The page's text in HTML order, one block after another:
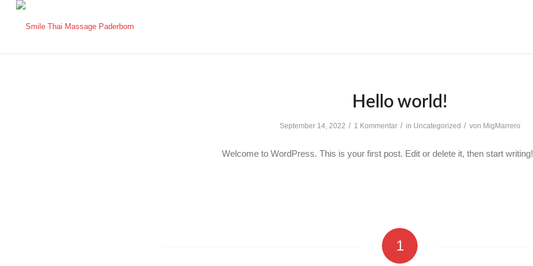
Hello world!
September 14, 2022 / 1 Kommentar / in Uncategorized / von MigMarrero
Welcome to WordPress. This is your first post. Edit or delete it, then start writing!
1